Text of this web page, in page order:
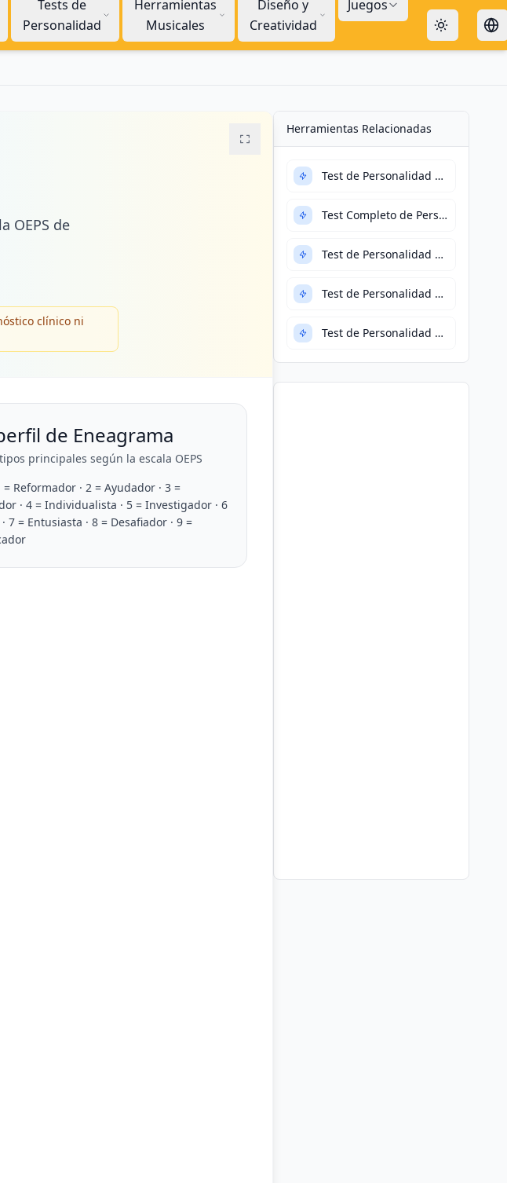
Tests de
Personalidad
Herramientas
Musicales
Diseño y
Creatividad
Juegos
OEPS de
clínico ni
de Eneagrama
principales según la escala OEPS
= Reformador · 2 = Ayudador · 3 =
· 4 = Individualista · 5 = Investigador · 6
7 = Entusiasta · 8 = Desafiador · 9 =
Herramientas Relacionadas
Test de Personalidad MBTI
Test Completo de Personalidad MBTI
Test de Personalidad Big Five (Rápido)
Test de Personalidad Big Five (Completo)
Test de Personalidad SBTI